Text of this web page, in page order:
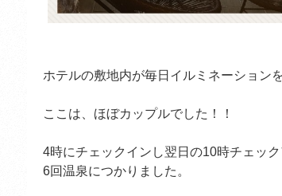
ホテルの敷地内が毎日イルミネーション
ここは、ほぼカップルでした！！
4時にチェックインし翌日の10時チェッ
6回温泉につかりました。